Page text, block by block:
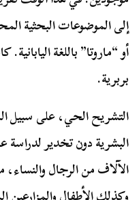
إلى الموضوعات البحثية
أو “ماروتا” باللغة
بربرية.
التشريح الحي، على سبيل
البشرية دون تخدير
الآلاف من الرجال